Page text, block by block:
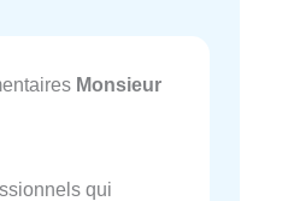
Monsieur
qui